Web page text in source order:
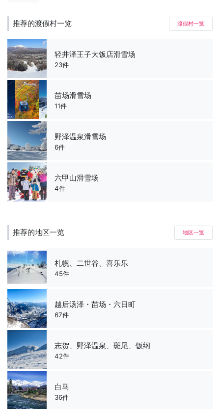
推荐的渡假村一览 渡假村一览
轻井泽王子大饭店滑雪场
23件
苗场滑雪场
11件
野泽温泉滑雪场
6件
六甲山滑雪场
4件
推荐的地区一览 地区一览
札幌、二世谷、喜乐乐
45件
越后汤泽・苗场・六日町
67件
志贺、野泽温泉、斑尾、饭纲
42件
白马
36件